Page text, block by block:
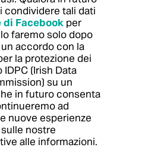
condividere tali dati
di Facebook per
faremo solo dopo
accordo con la
la protezione dei
(Irish Data
su un
in futuro consenta
ad
nuove esperienze
nostre
alle informazioni.